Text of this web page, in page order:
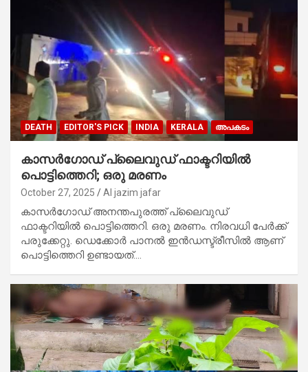
DEATH EDITOR'S PICK INDIA KERALA അപകടം
കാസർഗോഡ് പ്ലൈവുഡ് ഫാക്ടറിയിൽ
പൊട്ടിത്തെറി; ഒരു മരണം
October 27, 2025 Al jazim jafar
കാസർഗോഡ് അനന്തപുരത്ത് പ്ലൈവുഡ്
ഫാക്ടറിയിൽ പൊട്ടിത്തെറി. ഒരു മരണം. നിരവധി പേർക്ക്
പരുക്കേറ്റു. ഡെക്കോർ പാനൽ ഇൻഡസ്ട്രീസിൽ ആണ്
പൊട്ടിത്തെറി ഉണ്ടായത്.…